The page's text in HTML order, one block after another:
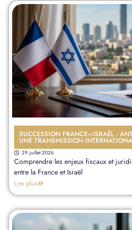
SUCCESSION FRANCE–ISRAËL :
UNE TRANSMISSION
29 juillet 2026
Comprendre les enjeux fiscaux et
entre la France et Israël
Lire plus